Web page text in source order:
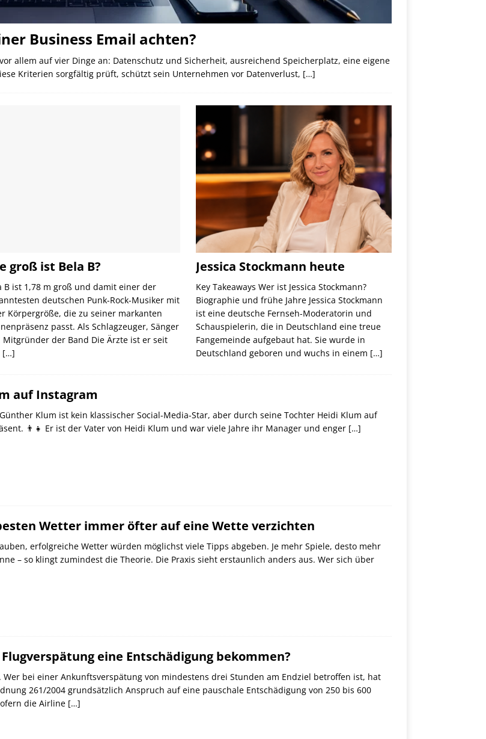
Business Email achten?
allem auf vier Dinge an: Datenschutz und Sicherheit, ausreichend Speicherplatz, eine eigene
Kriterien sorgfältig prüft, schützt sein Unternehmen vor Datenverlust, […]
groß ist Bela B?
B ist 1,78 m groß und damit einer der
deutschen Punk-Rock-Musiker mit
Körpergröße, die zu seiner markanten
passt. Als Schlagzeuger, Sänger
Mitgründer der Band Die Ärzte ist er seit
[…]
Jessica Stockmann heute
Key Takeaways Wer ist Jessica Stockmann?
Biographie und frühe Jahre Jessica Stockmann
ist eine deutsche Fernseh-Moderatorin und
Schauspielerin, die in Deutschland eine treue
Fangemeinde aufgebaut hat. Sie wurde in
Deutschland geboren und wuchs in einem […]
auf Instagram
Günther Klum ist kein klassischer Social-Media-Star, aber durch seine Tochter Heidi Klum auf
👨‍👧 Er ist der Vater von Heidi Klum und war viele Jahre ihr Manager und enger […]
Wetter immer öfter auf eine Wette verzichten
erfolgreiche Wetter würden möglichst viele Tipps abgeben. Je mehr Spiele, desto mehr
– so klingt zumindest die Theorie. Die Praxis sieht erstaunlich anders aus. Wer sich über
eine Entschädigung bekommen?
Wer bei einer Ankunftsverspätung von mindestens drei Stunden am Endziel betroffen ist, hat
261/2004 grundsätzlich Anspruch auf eine pauschale Entschädigung von 250 bis 600
die Airline […]